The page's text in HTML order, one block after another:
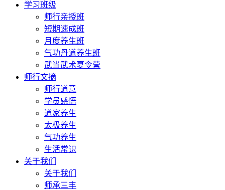
学习班级
师行亲授班
短期速成班
月度养生班
气功丹道养生班
武当武术夏令营
师行文摘
师行道意
学员感悟
道家养生
太极养生
气功养生
生活常识
关于我们
关于我们
师承三丰